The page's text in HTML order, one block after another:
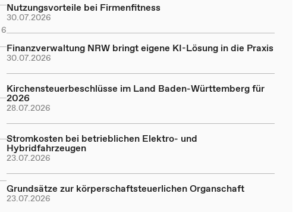
6
Nutzungsvorteile bei Firmenfitness
30.07.2026
Finanzverwaltung NRW bringt eigene KI-Lösung in die Praxis
30.07.2026
Kirchensteuerbeschlüsse im Land Baden-Württemberg für
2026
28.07.2026
Stromkosten bei betrieblichen Elektro- und
Hybridfahrzeugen
23.07.2026
Grundsätze zur körperschaftsteuerlichen Organschaft
23.07.2026